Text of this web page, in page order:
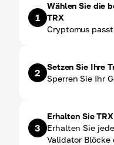
1
Wählen Sie die
TRX
Cryptomus
2
Setzen Sie Ihre
Sperren Sie Ihr
3
Erhalten Sie
Erhalten Sie
Validator Blöcke